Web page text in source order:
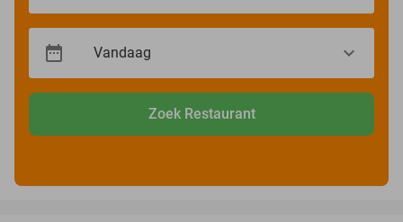
Zoek Restaurant